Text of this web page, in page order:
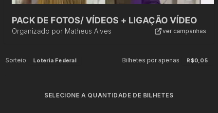
PACK DE FOTOS/ VÍDEOS + LIGAÇÃO VÍDEO
Organizado por Matheus Alves ver campanhas
Sorteio Loteria Federal Bilhetes por apenas R$0,05
SELECIONE A QUANTIDADE DE BILHETES